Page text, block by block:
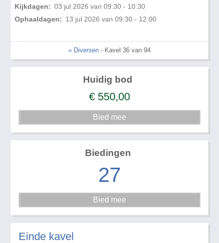
Kijkdagen: 03 jul 2026 van 09:30 - 10:30
Ophaaldagen: 13 jul 2026 van 09:30 - 12:00
« Diversen - Kavel 36 van 94
Huidig bod
€ 550,00
Biedingen
27
Einde kavel